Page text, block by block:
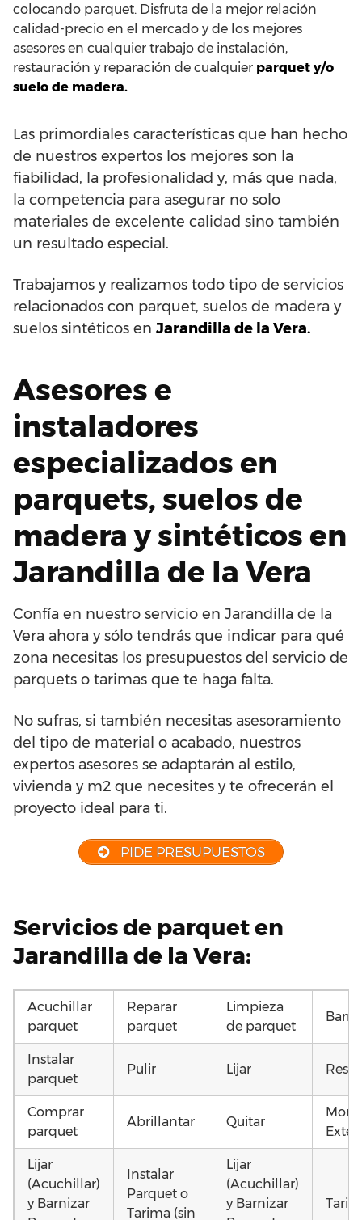
colocando parquet. Disfruta de la mejor relación
calidad-precio en el mercado y de los mejores
asesores en cualquier trabajo de instalación,
restauración y reparación de cualquier parquet y/o
suelo de madera.
Las primordiales características que han hecho
de nuestros expertos los mejores son la
fiabilidad, la profesionalidad y, más que nada,
la competencia para asegurar no solo
materiales de excelente calidad sino también
un resultado especial.
Trabajamos y realizamos todo tipo de servicios
relacionados con parquet, suelos de madera y
suelos sintéticos en Jarandilla de la Vera.
Asesores e
instaladores
especializados en
parquets, suelos de
madera y sintéticos en
Jarandilla de la Vera
Confía en nuestro servicio en Jarandilla de la
Vera ahora y sólo tendrás que indicar para qué
zona necesitas los presupuestos del servicio de
parquets o tarimas que te haga falta.
No sufras, si también necesitas asesoramiento
del tipo de material o acabado, nuestros
expertos asesores se adaptarán al estilo,
vivienda y m2 que necesites y te ofrecerán el
proyecto ideal para ti.
PIDE PRESUPUESTOS
Servicios de parquet en
Jarandilla de la Vera:
Acuchillar
parquet
Reparar
parquet
Limpieza
de parquet
Instalar
parquet
Pulir Lijar
Comprar
parquet
Abrillantar Quitar
Lijar
(Acuchillar)
y Barnizar
Instalar
Parquet o
Tarima (sin
Lijar
(Acuchillar)
y Barnizar